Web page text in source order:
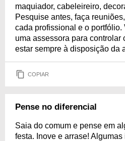
maquiador, cabeleireiro,
Pesquise antes, faça
cada profissional e o portfólio.
uma assessora para controlar
estar sempre à disposição da
COPIAR
Pense no diferencial
Saia do comum e pense em
festa. Inove e arrase!